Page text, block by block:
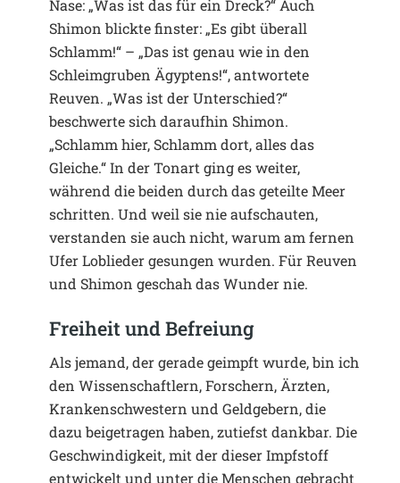
Nase: „Was ist das für ein Dreck?“ Auch
Shimon blickte finster: „Es gibt überall
Schlamm!“ – „Das ist genau wie in den
Schleimgruben Ägyptens!“, antwortete
Reuven. „Was ist der Unterschied?“
beschwerte sich daraufhin Shimon.
„Schlamm hier, Schlamm dort, alles das
Gleiche.“ In der Tonart ging es weiter,
während die beiden durch das geteilte Meer
schritten. Und weil sie nie aufschauten,
verstanden sie auch nicht, warum am fernen
Ufer Loblieder gesungen wurden. Für Reuven
und Shimon geschah das Wunder nie.
Freiheit und Befreiung
Als jemand, der gerade geimpft wurde, bin ich
den Wissenschaftlern, Forschern, Ärzten,
Krankenschwestern und Geldgebern, die
dazu beigetragen haben, zutiefst dankbar. Die
Geschwindigkeit, mit der dieser Impfstoff
entwickelt und unter die Menschen gebracht